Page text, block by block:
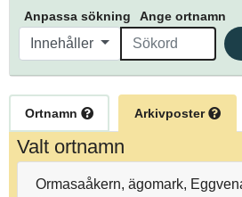
Anpassa sökning Ange ortnamn
Innehåller
Ortnamn Arkivposter
Valt ortnamn
Ormasaåkern, ägomark,